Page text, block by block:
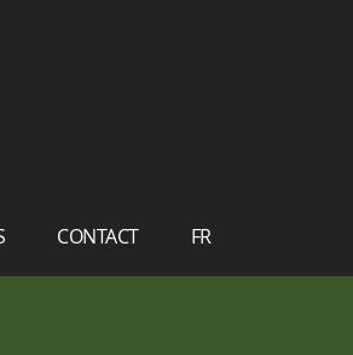
CONTACT
FR